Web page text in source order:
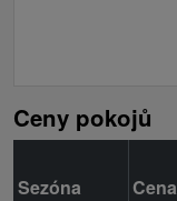
Ceny pokojů
Sezóna Cena